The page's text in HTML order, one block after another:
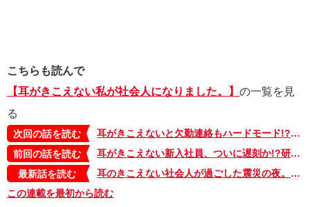
こちらも読んで
【耳がきこえない私が社会人になりました。】 の一覧を見
る
次回の話を読む
耳がきこえないと欠勤連絡もハードモード!?電話できないから高熱が出た朝は不安でいっぱい…！【耳がきこえない私が社会人になりました。20】
前回の話を読む
耳がきこえない新入社員、ついに遅刻か!?研修に向かう乗り換えで大パニック!ホーム逆!?路線違う!?【耳がきこえない私が社会人になりました。18】
最新話を読む
耳のきこえない社会人が過ごした震災の夜。家に帰れるのかな…？被災地の方々は無事…？【耳がきこえない私が社会人になりました。29】
この連載を最初から読む